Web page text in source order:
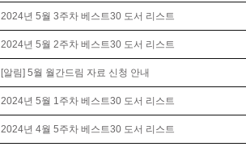
2024년 5월 3주차 베스트30 도서 리스트
2024년 5월 2주차 베스트30 도서 리스트
[알림] 5월 월간드림 자료 신청 안내
2024년 5월 1주차 베스트30 도서 리스트
2024년 4월 5주차 베스트30 도서 리스트